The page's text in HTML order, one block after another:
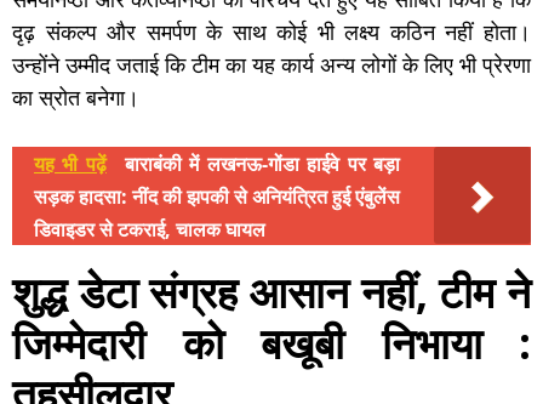
दृढ़ संकल्प और समर्पण के साथ कोई भी लक्ष्य कठिन नहीं होता।
उन्होंने उम्मीद जताई कि टीम का यह कार्य अन्य लोगों के लिए भी प्रेरणा
का स्रोत बनेगा।
यह भी पढ़ें
बाराबंकी में लखनऊ-गोंडा हाईवे पर बड़ा
सड़क हादसा: नींद की झपकी से अनियंत्रित हुई एंबुलेंस
डिवाइडर से टकराई, चालक घायल
शुद्ध डेटा संग्रह आसान नहीं, टीम ने
जिम्मेदारी को बखूबी निभाया :